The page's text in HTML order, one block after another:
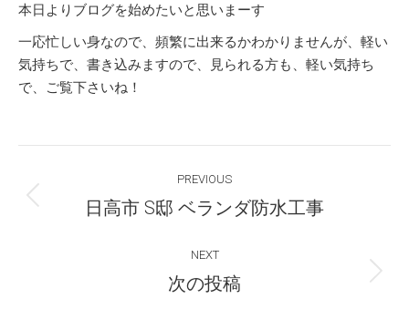
本日よりブログを始めたいと思いまーす
一応忙しい身なので、頻繁に出来るかわかりませんが、軽い
気持ちで、書き込みますので、見られる方も、軽い気持ち
で、ご覧下さいね！
navigation
PREVIOUS
Previous
日高市 S邸 ベランダ防水工事
NEXT
Next
次の投稿